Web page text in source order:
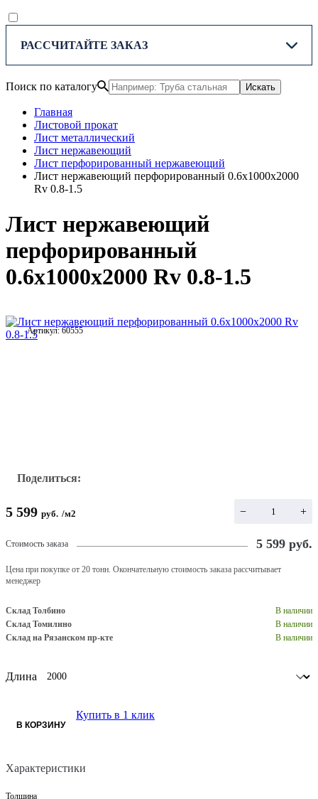
РАССЧИТАЙТЕ ЗАКАЗ
Поиск по каталогу Искать
Главная
Листовой прокат
Лист металлический
Лист нержавеющий
Лист перфорированный нержавеющий
Лист нержавеющий перфорированный 0.6х1000х2000
Rv 0.8-1.5
Лист нержавеющий
перфорированный
0.6х1000х2000 Rv 0.8-1.5
Артикул: 60555
Поделиться:
5 599 руб. /м2 − +
Стоимость заказа 5 599 руб.
Цена при покупке от 20 тонн. Окончательную стоимость заказа рассчитывает
менеджер
Склад Толбино
В наличии
Склад Томилино
В наличии
Склад на Рязанском пр-кте
В наличии
Длина
В КОРЗИНУ
Купить в 1 клик
Характеристики
Толщина